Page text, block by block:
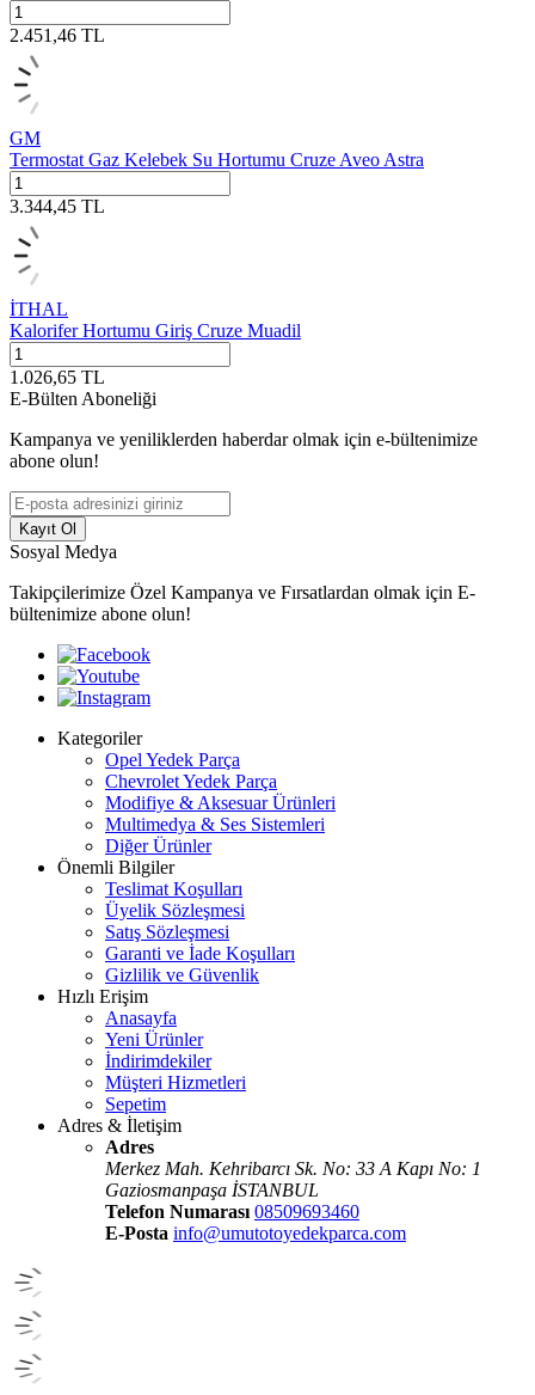
2.451,46 TL
GM
Termostat Gaz Kelebek Su Hortumu Cruze Aveo Astra
3.344,45 TL
İTHAL
Kalorifer Hortumu Giriş Cruze Muadil
1.026,65 TL
E-Bülten Aboneliği
Kampanya ve yeniliklerden haberdar olmak için e-bültenimize
abone olun!
Kayıt Ol
Sosyal Medya
Takipçilerimize Özel Kampanya ve Fırsatlardan olmak için E-
bültenimize abone olun!
Kategoriler
Opel Yedek Parça
Chevrolet Yedek Parça
Modifiye & Aksesuar Ürünleri
Multimedya & Ses Sistemleri
Diğer Ürünler
Önemli Bilgiler
Teslimat Koşulları
Üyelik Sözleşmesi
Satış Sözleşmesi
Garanti ve İade Koşulları
Gizlilik ve Güvenlik
Hızlı Erişim
Anasayfa
Yeni Ürünler
İndirimdekiler
Müşteri Hizmetleri
Sepetim
Adres & İletişim
Adres
Merkez Mah. Kehribarcı Sk. No: 33 A Kapı No: 1
Gaziosmanpaşa İSTANBUL
Telefon Numarası 08509693460
E-Posta info@umutotoyedekparca.com